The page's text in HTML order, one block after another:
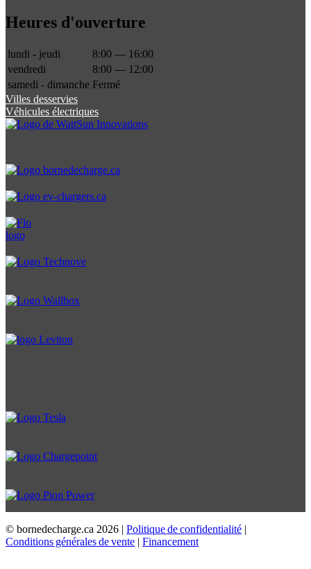
Heures d'ouverture
lundi - jeudi
8:00 — 16:00
vendredi
8:00 — 12:00
samedi - dimanche Fermé
Villes desservies
Véhicules électriques
© bornedecharge.ca 2026 | Politique de confidentialité |
Conditions générales de vente | Financement